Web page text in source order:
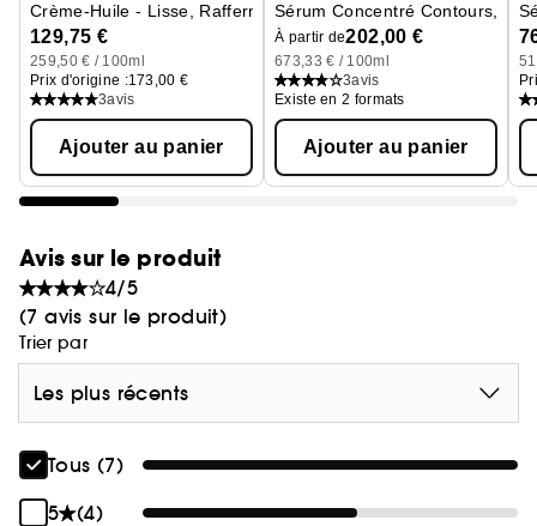
Crème-Huile - Lisse, Raffermit
129,75 €
259,50 € / 100ml
Prix d'origine :173,00 €
3avis
Ajouter au panier
Sérum Concentré Contours,
À partir de202,00 €
673,33 € / 100ml
3avis
Existe en 2 formats
Ajouter au panier
Avis sur le produit
4/5
(7 avis sur le produit)
Trier par
Les plus récents
Tous (7)
5
(4)